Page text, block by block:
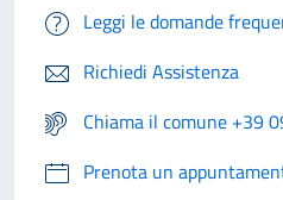
Leggi le domande
Richiedi Assistenza
Chiama il comune +39
Prenota un